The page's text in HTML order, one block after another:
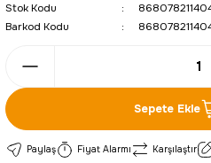
Stok Kodu
Barkod Kodu
Sepete Ekle
Paylaş Fiyat Alarmı Karşılaştır